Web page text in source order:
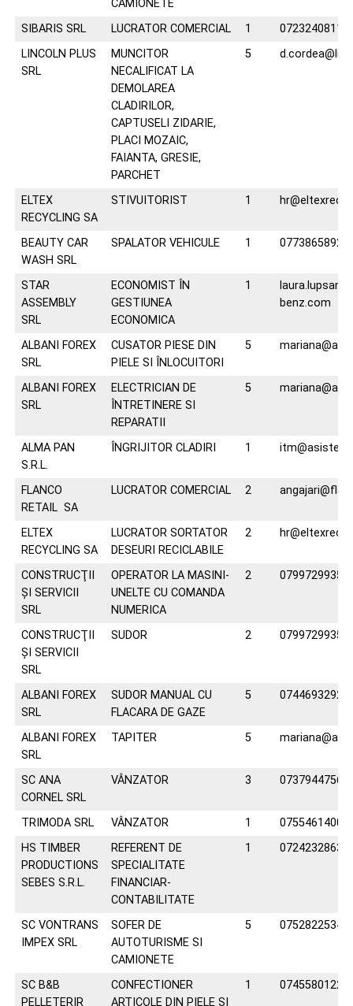
CAMIONETE
SIBARIS SRL LUCRATOR COMERCIAL 1
0723240811
LINCOLN PLUS
SRL
MUNCITOR
NECALIFICAT LA
DEMOLAREA
CLADIRILOR,
CAPTUSELI ZIDARIE,
PLACI MOZAIC,
FAIANTA, GRESIE,
PARCHET
5
ELTEX
RECYCLING SA
STIVUITORIST 1
BEAUTY CAR
WASH SRL
SPALATOR VEHICULE 1 0773865892
STAR
ASSEMBLY
SRL
ECONOMIST ÎN
GESTIUNEA
ECONOMICA
1
benz.com
ALBANI FOREX
SRL
CUSATOR PIESE DIN
PIELE SI ÎNLOCUITORI
5
ALBANI FOREX
SRL
ELECTRICIAN DE
ÎNTRETINERE SI
REPARATII
5
ALMA PAN
S.R.L.
ÎNGRIJITOR CLADIRI 1
FLANCO
RETAIL SA
LUCRATOR COMERCIAL 2
ELTEX
RECYCLING SA
LUCRATOR SORTATOR
DESEURI RECICLABILE
2
CONSTRUCŢII
ŞI SERVICII
SRL
OPERATOR LA MASINI-
UNELTE CU COMANDA
NUMERICA
2 0799729935
CONSTRUCŢII
ŞI SERVICII
SRL
SUDOR 2 0799729935
ALBANI FOREX
SRL
SUDOR MANUAL CU
FLACARA DE GAZE
5 0744693292
ALBANI FOREX
SRL
TAPITER 5
SC ANA
CORNEL SRL
VÂNZATOR 3 0737944756
TRIMODA SRL VÂNZATOR 1
0755461400
HS TIMBER
PRODUCTIONS
SEBES S.R.L.
REFERENT DE
SPECIALITATE
FINANCIAR-
CONTABILITATE
1 0724232863
SC VONTRANS
IMPEX SRL
SOFER DE
AUTOTURISME SI
CAMIONETE
5 0752822534
SC B&B
PELLETERIR
CONFECTIONER
ARTICOLE DIN PIELE SI
1 0745580122